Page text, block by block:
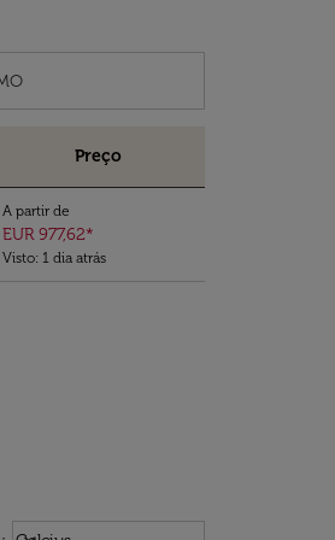
Preço
A partir de
EUR 977,62*
Visto: 1 dia atrás
Weather unit option Celcius